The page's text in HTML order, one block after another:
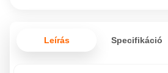
Leírás Specifikáció